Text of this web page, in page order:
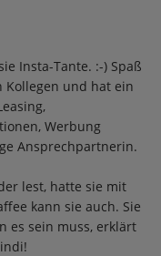
Insta-Tante. :-) Spaß
Kollegen und hat ein
Werbung
Ansprechpartnerin.
lest, hatte sie mit
kann sie auch. Sie
es sein muss, erklärt